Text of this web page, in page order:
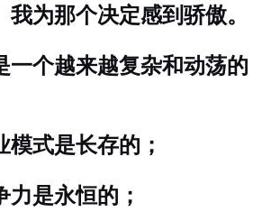
为那个决定感到骄傲。
一个越来越复杂和动荡的
式是长存的；
是永恒的；